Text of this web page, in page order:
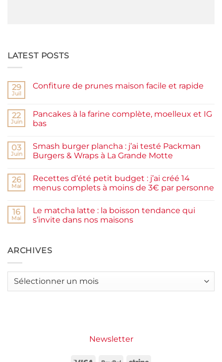
LATEST POSTS
29
Juil
Confiture de prunes maison facile et rapide
Confiture
de
prunes
et
rapide
22
Juin
Pancakes à la farine complète, moelleux et IG
bas
sur
Pancakes
à
complète,
moelleux
et
03
Juin
Smash burger plancha : j’ai testé Packman
Burgers & Wraps à La Grande Motte
sur
Smash
burger
testé
Packman
Burgers &
Grande
Motte
26
Mai
Recettes d’été petit budget : j’ai créé 14
menus complets à moins de 3€ par personne
sur
Recettes
d’été
j’ai
créé
à
16
Mai
Le matcha latte : la boisson tendance qui
s’invite dans nos maisons
Le
matcha
boisson
ARCHIVES
Archives
Newsletter